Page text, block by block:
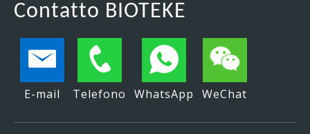
Contatto BIOTEKE
E-mail Telefono WhatsApp WeChat